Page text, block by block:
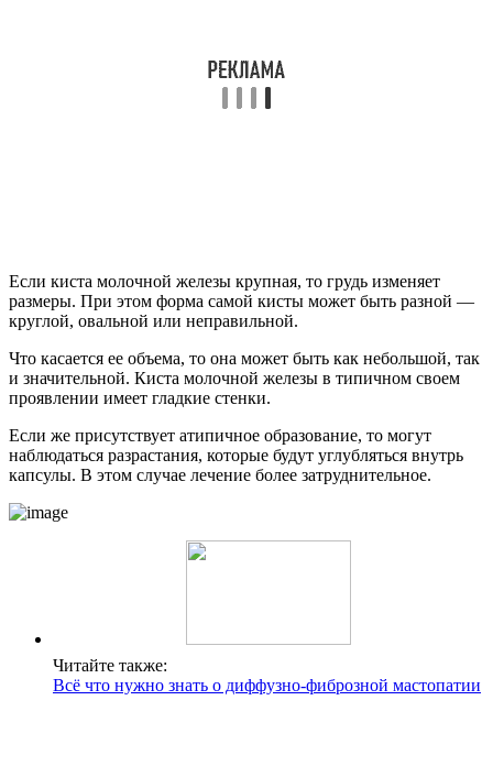
Если киста молочной железы крупная, то грудь изменяет
размеры. При этом форма самой кисты может быть разной —
круглой, овальной или неправильной.
Что касается ее объема, то она может быть как небольшой, так
и значительной. Киста молочной железы в типичном своем
проявлении имеет гладкие стенки.
Если же присутствует атипичное образование, то могут
наблюдаться разрастания, которые будут углубляться внутрь
капсулы. В этом случае лечение более затруднительное.
Читайте также:
Всё что нужно знать о диффузно-фиброзной мастопатии